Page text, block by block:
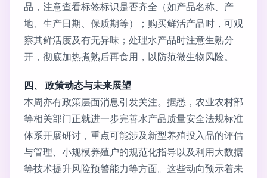
品，注意查看标签标识是否齐全（如产品名称、产
地、生产日期、保质期等）；购买鲜活产品时，可观
察其鲜活度及有无异味；处理水产品时注意生熟分
开，彻底加热煮熟后再食用，以防范微生物风险。
四、 政策动态与未来展望
本周亦有政策层面消息引发关注。据悉，农业农村部
等相关部门正就进一步完善水产品质量安全法规标准
体系开展研讨，重点可能涉及新型养殖投入品的评估
与管理、小规模养殖户的规范化指导以及利用大数据
等技术提升风险预警能力等方面。这些动向预示着未